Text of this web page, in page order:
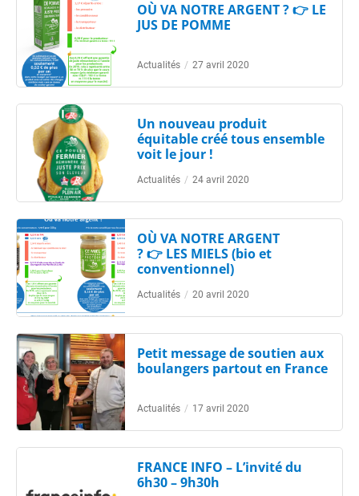
OÙ VA NOTRE ARGENT ? 👉 LE
JUS DE POMME
Actualités / 27 avril 2020
Un nouveau produit
équitable créé tous ensemble
voit le jour !
Actualités / 24 avril 2020
OÙ VA NOTRE ARGENT
? 👉 LES MIELS (bio et
conventionnel)
Actualités / 20 avril 2020
Petit message de soutien aux
boulangers partout en France
Actualités / 17 avril 2020
FRANCE INFO – L’invité du
6h30 – 9h30h